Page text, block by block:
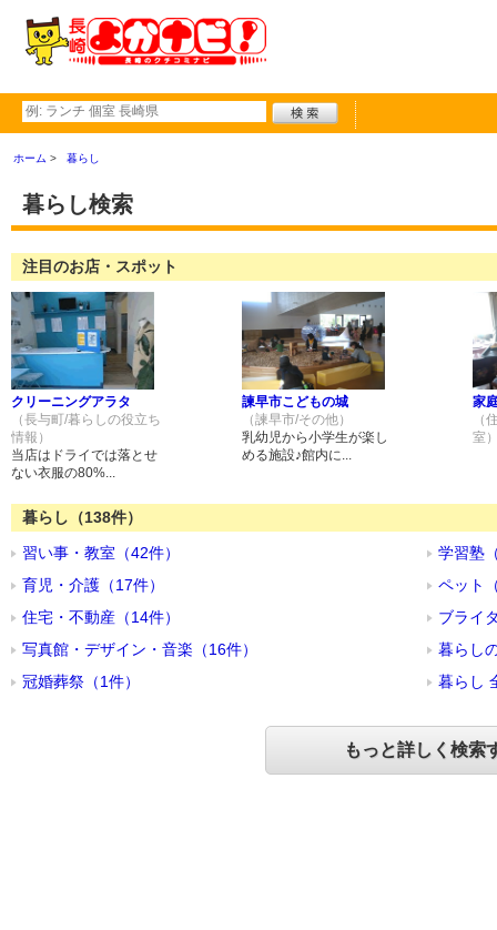
ホーム 暮らし
暮らし検索
注目のお店・スポット
クリーニングアラタ
（長与町/暮らしの役立ち
情報）
当店はドライでは落とせ
ない衣服の80%...
諫早市こどもの城
（諫早市/その他）
乳幼児から小学生が楽し
める施設♪館内に...
家
（
室
暮らし（138件）
習い事・教室（42件）
学習塾
育児・介護（17件）
ペット
住宅・不動産（14件）
ブライ
写真館・デザイン・音楽（16件）
暮らし
冠婚葬祭（1件）
暮らし
もっと詳しく検索